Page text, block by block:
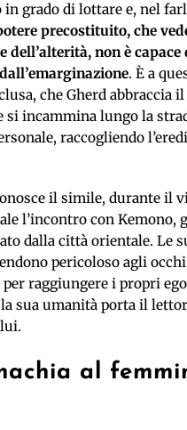
in grado di lottare e, nel
precostituito, che
non è capace
. È a
che Gherd abbraccia
si incammina lungo la
raccogliendo
il simile, durante il
l’incontro con Kemono,
dalla città orientale. Le
pericoloso agli
per raggiungere i propri
sua umanità porta il
al